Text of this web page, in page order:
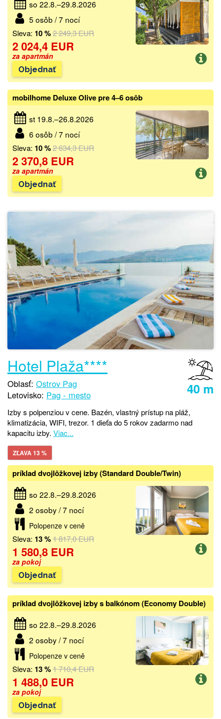
so 22.8.–29.8.2026
5 osôb / 7 nocí
Sleva: 10 %2 249,3 EUR
2 024,4 EUR
za apartmán
Objednať
mobilhome Deluxe Olive pre 4–6 osôb
st 19.8.–26.8.2026
6 osôb / 7 nocí
Sleva: 10 %2 634,3 EUR
2 370,8 EUR
za apartmán
Objednať
40 m
Hotel Plaža****
Oblasť: Ostrov Pag
Letovisko: Pag - mesto
Izby s polpenziou v cene. Bazén, vlastný prístup na pláž,
klimatizácia, WIFI, trezor. 1 dieťa do 5 rokov zadarmo nad
kapacitu izby. Viac...
ZĽAVA 13 %
príklad dvojlôžkovej izby (Standard Double/Twin)
so 22.8.–29.8.2026
2 osoby / 7 nocí
Polopenze v ceně
Sleva: 13 %1 817,0 EUR
1 580,8 EUR
za pokoj
Objednať
príklad dvojlôžkovej izby s balkónom (Economy Double)
so 22.8.–29.8.2026
2 osoby / 7 nocí
Polopenze v ceně
Sleva: 13 %1 710,4 EUR
1 488,0 EUR
za pokoj
Objednať